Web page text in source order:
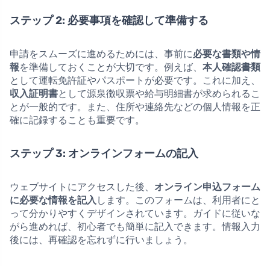
ステップ 2: 必要事項を確認して準備する
申請をスムーズに進めるためには、事前に必要な書類や情
報を準備しておくことが大切です。例えば、 本人確認書類
として運転免許証やパスポートが必要です。これに加え、
収入証明書として源泉徴収票や給与明細書が求められるこ
とが一般的です。また、住所や連絡先などの個人情報を正
確に記録することも重要です。
ステップ 3: オンラインフォームの記入
ウェブサイトにアクセスした後、 オンライン申込フォーム
に必要な情報を記入 します。このフォームは、利用者にと
って分かりやすくデザインされています。ガイドに従いな
がら進めれば、初心者でも簡単に記入できます。情報入力
後には、再確認を忘れずに行いましょう。